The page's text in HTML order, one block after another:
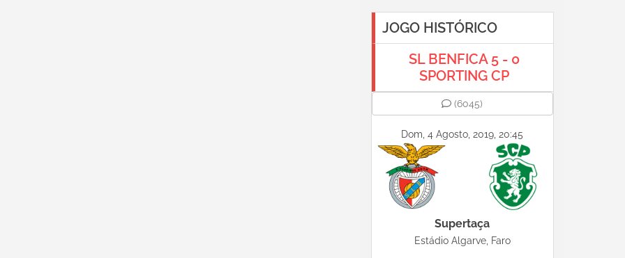
JOGO HISTÓRICO
SL BENFICA 5 - 0
SPORTING CP
(6045)
Dom, 4 Agosto, 2019, 20:45
Supertaça
Estádio Algarve, Faro